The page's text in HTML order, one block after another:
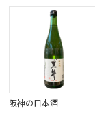
阪神の日本酒